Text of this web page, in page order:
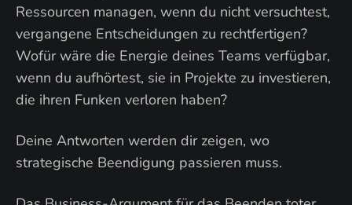
Ressourcen managen, wenn du nicht versuchtest,
vergangene Entscheidungen zu rechtfertigen?
Wofür wäre die Energie deines Teams verfügbar,
wenn du aufhörtest, sie in Projekte zu investieren,
die ihren Funken verloren haben?
Deine Antworten werden dir zeigen, wo
strategische Beendigung passieren muss.